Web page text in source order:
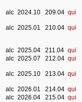
alc 2024.10 209.04 qui
alc 2025.01 210.04 qui
alc 2025.04 211.04 qui
alc 2025.07 212.04 qui
alc 2025.10 213.04 qui
alc 2026.01 214.04 qui
alc 2026.04 215.04 qui